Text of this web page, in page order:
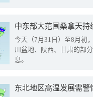
中东部大范围桑拿天
今天（7月31日）至8月初
川盆地、陕西、甘肃的部
息。
东北地区高温发展需